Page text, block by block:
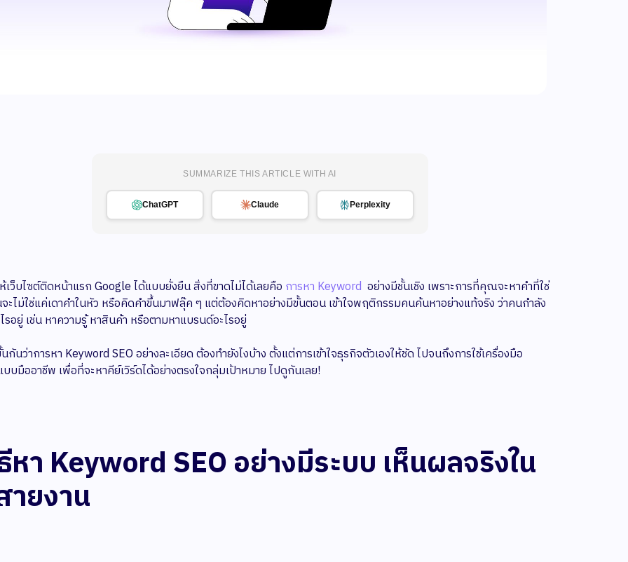
SUMMARIZE THIS ARTICLE WITH AI
ChatGPT Claude Perplexity
เว็บไซต์ติดหน้าแรก Google ได้แบบยั่งยืน สิ่งที่ขาดไม่ได้เลยคือ การหา Keyword อย่างมีชั้นเชิง เพราะการที่คุณจะหาคำที่ใช่
ะไม่ใช่แค่เดาคำในหัว หรือคิดคำขึ้นมาฟลุ๊ค ๆ แต่ต้องคิดหาอย่างมีขั้นตอน เข้าใจพฤติกรรมคนค้นหาอย่างแท้จริง ว่าคนกำลัง
รอยู่ เช่น หาความรู้ หาสินค้า หรือตามหาแบรนด์อะไรอยู่
กันว่าการหา Keyword SEO อย่างละเอียด ต้องทำยังไงบ้าง ตั้งแต่การเข้าใจธุรกิจตัวเองให้ชัด ไปจนถึงการใช้เครื่องมือ
บบมืออาชีพ เพื่อที่จะหาคีย์เวิร์ดได้อย่างตรงใจกลุ่มเป้าหมาย ไปดูกันเลย!
หา Keyword SEO อย่างมีระบบ เห็นผลจริงใน
ยงาน